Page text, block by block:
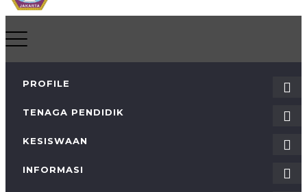
PROFILE
TENAGA PENDIDIK
KESISWAAN
INFORMASI